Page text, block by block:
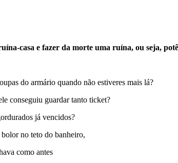
casa e fazer da morte uma ruína, ou seja,
do armário quando não estiveres mais lá?
conseguiu guardar tanto ticket?
já vencidos?
no teto do banheiro,
como antes